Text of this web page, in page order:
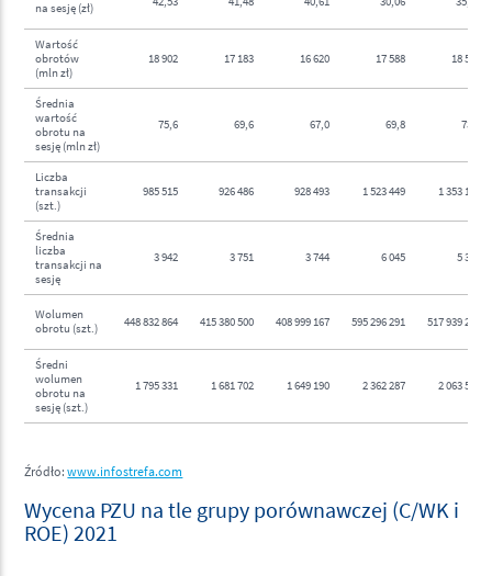
na sesję (zł)
Wartość
obrotów
(mln zł)
18 902 17 183 16 620 17 588 18 565
Średnia
wartość
obrotu na
sesję (mln zł)
75,6 69,6 67,0 69,8 73,9
Liczba
transakcji
(szt.)
985 515 926 486 928 493 1 523 449 1 353 198
Średnia
liczba
transakcji na
sesję
3 942 3 751 3 744 6 045 5 391
Wolumen
obrotu (szt.)
448 832 864 415 380 500 408 999 167 595 296 291 517 939 229
Średni
wolumen
obrotu na
sesję (szt.)
1 795 331 1 681 702 1 649 190 2 362 287 2 063 503
Źródło:www.infostrefa.com
Wycena PZU na tle grupy porównawczej (C/WK i
ROE) 2021